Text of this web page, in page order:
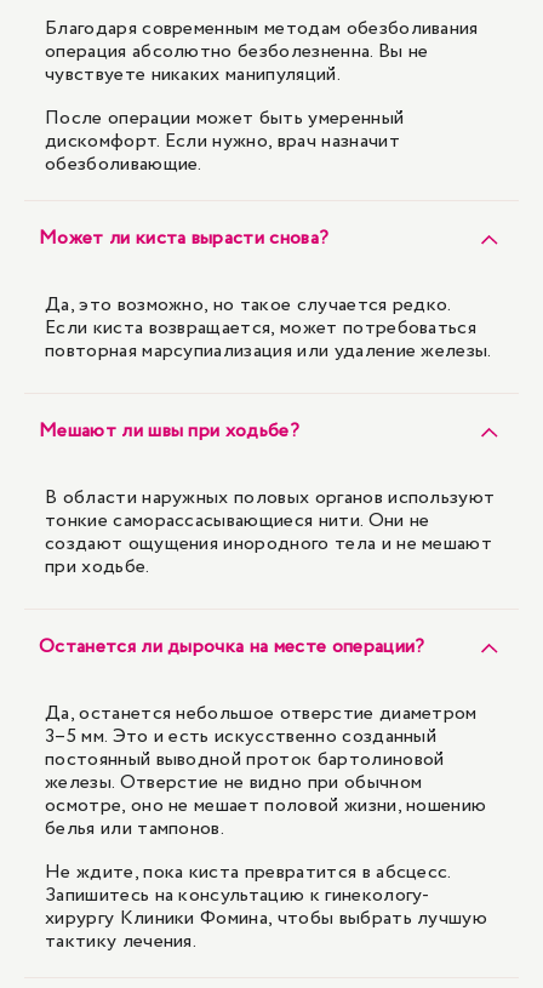
Благодаря современным методам обезболивания
операция абсолютно безболезненна. Вы не
чувствуете никаких манипуляций.
После операции может быть умеренный
дискомфорт. Если нужно, врач назначит
обезболивающие.
Может ли киста вырасти снова?
Да, это возможно, но такое случается редко.
Если киста возвращается, может потребоваться
повторная марсупиализация или удаление железы.
Мешают ли швы при ходьбе?
В области наружных половых органов используют
тонкие саморассасывающиеся нити. Они не
создают ощущения инородного тела и не мешают
при ходьбе.
Останется ли дырочка на месте операции?
Да, останется небольшое отверстие диаметром
3–5 мм. Это и есть искусственно созданный
постоянный выводной проток бартолиновой
железы. Отверстие не видно при обычном
осмотре, оно не мешает половой жизни, ношению
белья или тампонов.
Не ждите, пока киста превратится в абсцесс.
Запишитесь на консультацию к гинекологу-
хирургу Клиники Фомина, чтобы выбрать лучшую
тактику лечения.